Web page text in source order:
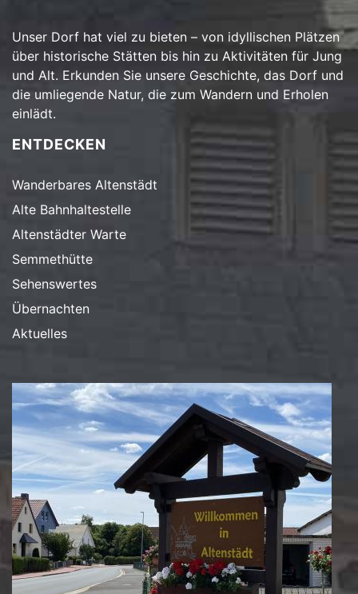
Unser Dorf hat viel zu bieten – von idyllischen Plätzen
über historische Stätten bis hin zu Aktivitäten für Jung
und Alt. Erkunden Sie unsere Geschichte, das Dorf und
die umliegende Natur, die zum Wandern und Erholen
einlädt.
ENTDECKEN
Wanderbares Altenstädt
Alte Bahnhaltestelle
Altenstädter Warte
Semmethütte
Sehenswertes
Übernachten
Aktuelles